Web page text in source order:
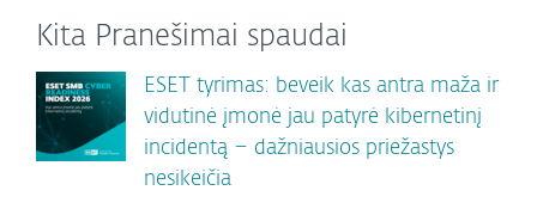
Kita Pranešimai spaudai
ESET tyrimas: beveik kas antra maža ir
vidutinė įmonė jau patyrė kibernetinį
incidentą – dažniausios priežastys
nesikeičia